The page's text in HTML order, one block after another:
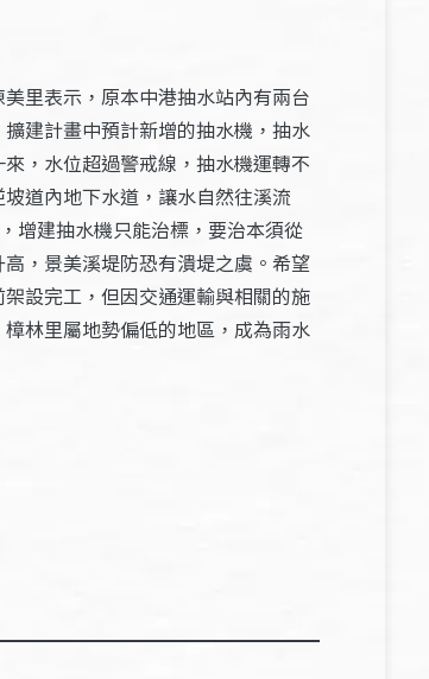
里表示，原本中港抽水站內有兩台
建計畫中預計新增的抽水機，抽水
，水位超過警戒線，抽水機運轉不
道內地下水道，讓水自然往溪流
增建抽水機只能治標，要治本須從
，景美溪堤防恐有潰堤之虞。希望
設完工，但因交通運輸與相關的施
林里屬地勢偏低的地區，成為雨水